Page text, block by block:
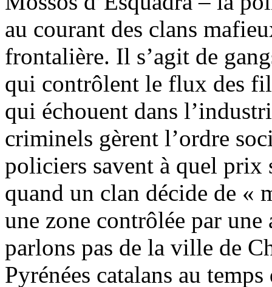
au courant des clans
frontalière. Il s’agit de
qui contrôlent le flux des
qui échouent dans
criminels gèrent l’ordre
policiers savent à quel prix
quand un clan décide de «
une zone contrôlée par
parlons pas de la ville de
Pyrénées catalans au